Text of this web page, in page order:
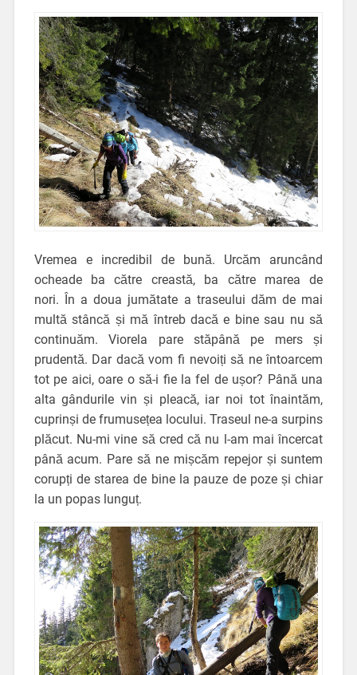
Vremea e incredibil de bună. Urcăm aruncând
ocheade ba către creastă, ba către marea de
nori. În a doua jumătate a traseului dăm de mai
multă stâncă și mă întreb dacă e bine sau nu să
continuăm. Viorela pare stăpână pe mers și
prudentă. Dar dacă vom fi nevoiți să ne întoarcem
tot pe aici, oare o să-i fie la fel de ușor? Până una
alta gândurile vin și pleacă, iar noi tot înaintăm,
cuprinși de frumusețea locului. Traseul ne-a surpins
plăcut. Nu-mi vine să cred că nu l-am mai încercat
până acum. Pare să ne mișcăm repejor și suntem
corupți de starea de bine la pauze de poze și chiar
la un popas lunguț.